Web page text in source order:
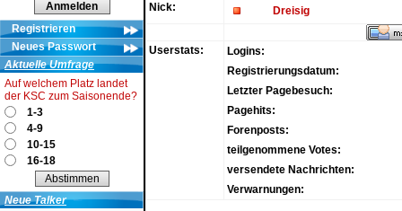
Registrieren
Neues Passwort
Aktuelle Umfrage
Auf welchem Platz landet
der KSC zum Saisonende?
1-3
4-9
10-15
16-18
Neue Talker
Nick: Dreisig
Userstats:
Logins:
Registrierungsdatum:
Letzter Pagebesuch:
Pagehits:
Forenposts:
teilgenommene Votes:
versendete Nachrichten:
Verwarnungen: